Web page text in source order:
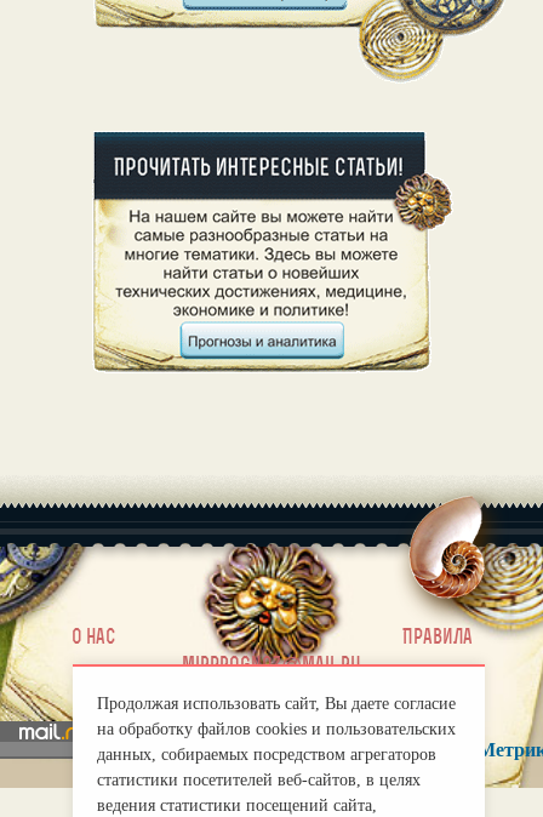
О нас |
Правила
mirprognoz@mail.ru
Продолжая использовать сайт, Вы даете согласие
на обработку файлов cookies и пользовательских
данных, собираемых посредством агрегаторов
статистики посетителей веб-сайтов, в целях
ведения статистики посещений сайта,